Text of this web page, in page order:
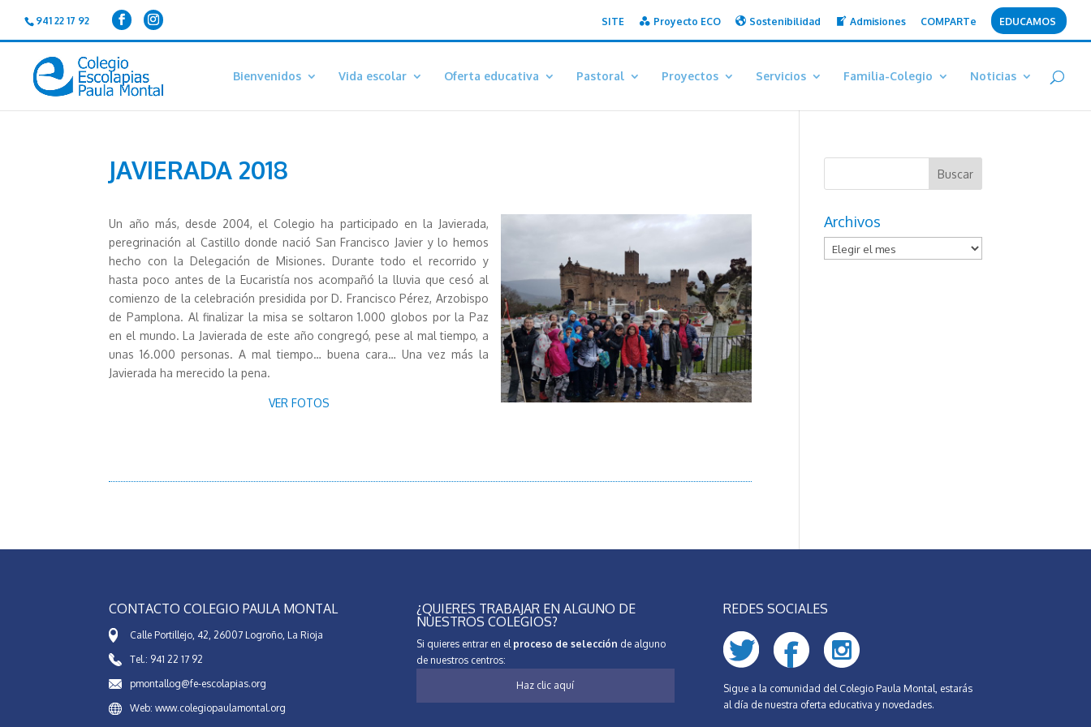
941 22 17 92 SITE Proyecto ECO Sostenibilidad Admisiones COMPARTe EDUCAMOS
Bienvenidos Vida escolar Oferta educativa Pastoral Proyectos Servicios Familia-Colegio Noticias
JAVIERADA 2018
Un año más, desde 2004, el Colegio ha participado en la Javierada,
peregrinación al Castillo donde nació San Francisco Javier y lo hemos
hecho con la Delegación de Misiones. Durante todo el recorrido y
hasta poco antes de la Eucaristía nos acompañó la lluvia que cesó al
comienzo de la celebración presidida por D. Francisco Pérez, Arzobispo
de Pamplona. Al finalizar la misa se soltaron 1.000 globos por la Paz
en el mundo. La Javierada de este año congregó, pese al mal tiempo, a
unas 16.000 personas. A mal tiempo… buena cara… Una vez más la
Javierada ha merecido la pena.
VER FOTOS
Archivos
Archivos
CONTACTO COLEGIO PAULA MONTAL
Calle Portillejo, 42, 26007 Logroño, La Rioja
Tel.: 941 22 17 92
pmontallog@fe-escolapias.org
Web: www.colegiopaulamontal.org
¿QUIERES TRABAJAR EN ALGUNO DE
NUESTROS COLEGIOS?
Si quieres entrar en el proceso de selección de alguno
de nuestros centros:
Haz clic aquí
REDES SOCIALES
Sigue a la comunidad del Colegio Paula Montal, estarás
al día de nuestra oferta educativa y novedades.